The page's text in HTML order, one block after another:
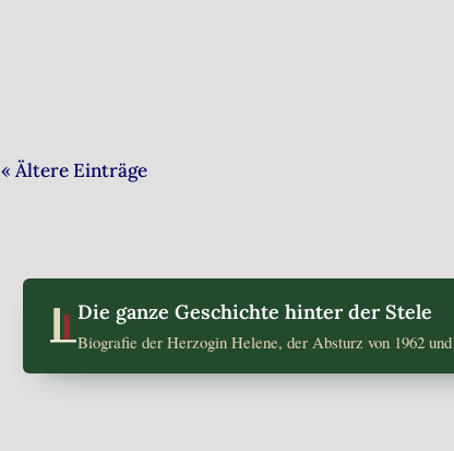
« Ältere Einträge
Die ganze Geschichte hinter der Stele
Biografie der Herzogin Helene, der Absturz von 1962